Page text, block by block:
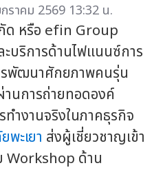
ราคม 2569 13:32 น.
ด หรือ efin Group
บริการด้านไฟแนนซ์การ
พัฒนาศักยภาพคนรุ่น
นการถ่ายทอดองค์
ำงานจริงในภาคธุรกิจ
พะเยา ส่งผู้เชี่ยวชาญเข้า
Workshop ด้าน